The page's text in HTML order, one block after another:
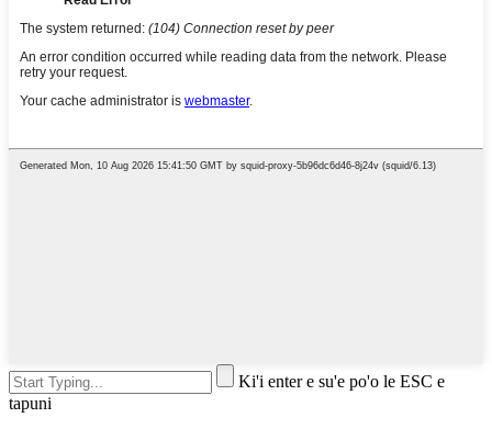
Ki'i enter e su'e po'o le ESC e
tapuni